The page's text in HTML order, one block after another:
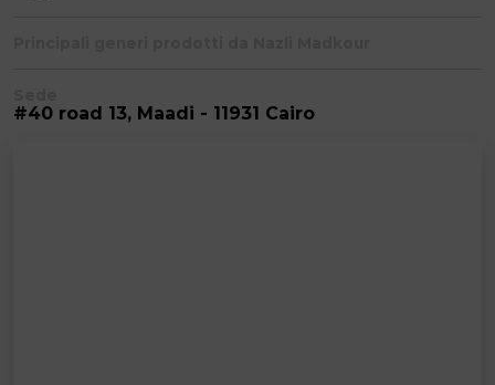
#40 road 13, Maadi - 11931 Cairo